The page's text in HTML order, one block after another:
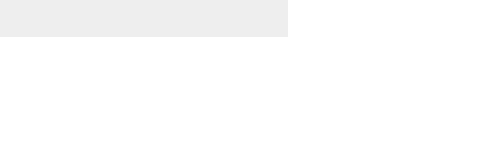
structure anatomique